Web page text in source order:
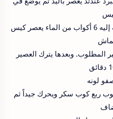
صغير من قماش الشاش ويضاف إليه 6 أكواب من الماء يعصر كيس
وبعدها يترك العصير
لونه
ربع كوب سكر ويحرك جيداً ثم